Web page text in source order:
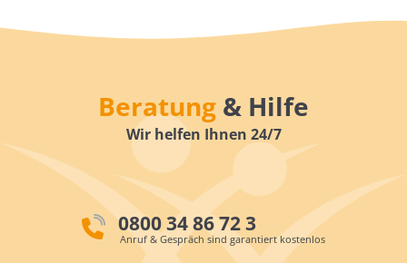
Beratung & Hilfe
Wir helfen Ihnen 24/7
0800 34 86 72 3
Anruf & Gespräch sind garantiert kostenlos